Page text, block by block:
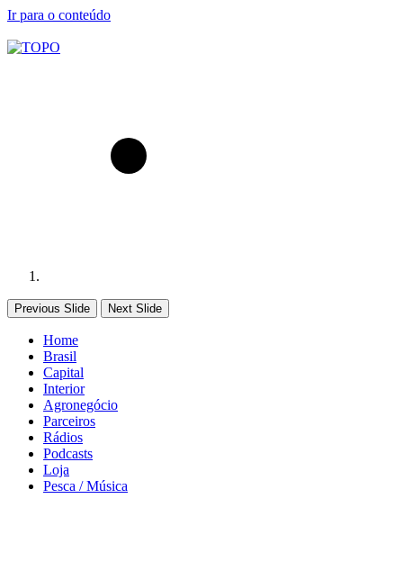
Ir para o conteúdo
Previous Slide Next Slide
Home
Brasil
Capital
Interior
Agronegócio
Parceiros
Rádios
Podcasts
Loja
Pesca / Música